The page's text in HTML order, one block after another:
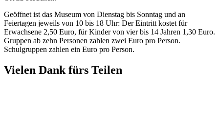
Geöffnet ist das Museum von Dienstag bis Sonntag und an
Feiertagen jeweils von 10 bis 18 Uhr: Der Eintritt kostet für
Erwachsene 2,50 Euro, für Kinder von vier bis 14 Jahren 1,30 Euro.
Gruppen ab zehn Personen zahlen zwei Euro pro Person.
Schulgruppen zahlen ein Euro pro Person.
Vielen Dank fürs Teilen